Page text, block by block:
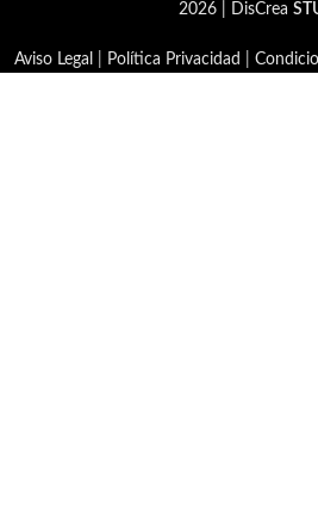
2026 | DisCrea
Aviso Legal Política Privacidad